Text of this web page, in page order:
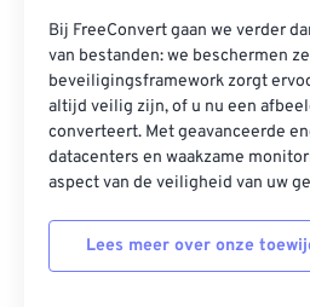
Bij FreeConvert gaan we verder
van bestanden: we beschermen
beveiligingsframework zorgt
altijd veilig zijn, of u nu een
converteert. Met geavanceerde
datacenters en waakzame
aspect van de veiligheid van uw
Lees meer over onze